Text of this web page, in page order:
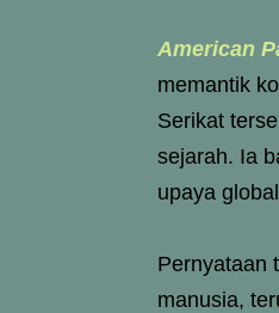
American
memantik
Serikat
sejarah. Ia
upaya
Pernyataan
manusia,